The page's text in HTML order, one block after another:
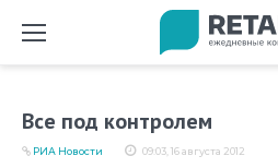
Все под контролем
09:03, 16 августа 2012
РИА Новости